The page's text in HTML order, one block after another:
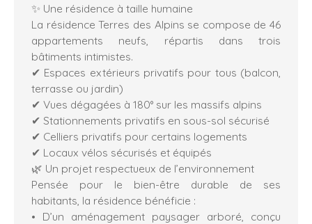
✨ Une résidence à taille humaine
La résidence Terres des Alpins se compose de 46
appartements neufs, répartis dans trois
bâtiments intimistes.
✔ Espaces extérieurs privatifs pour tous (balcon,
terrasse ou jardin)
✔ Vues dégagées à 180° sur les massifs alpins
✔ Stationnements privatifs en sous-sol sécurisé
✔ Celliers privatifs pour certains logements
✔ Locaux vélos sécurisés et équipés
🌿 Un projet respectueux de l’environnement
Pensée pour le bien-être durable de ses
habitants, la résidence bénéficie :
• D’un aménagement paysager arboré, conçu